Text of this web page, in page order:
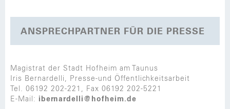
ANSPRECHPARTNER FÜR DIE PRESSE
Magistrat der Stadt Hofheim am Taunus
Iris Bernardelli, Presse-und Öffentlichkeitsarbeit
Tel. 06192 202-221, Fax 06192 202-5221
E-Mail: ibernardelli@hofheim.de